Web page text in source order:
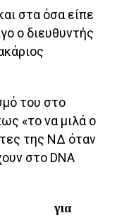
στα όσα είπε
ο διευθυντής
του στο
«το να μιλά ο
της ΝΔ όταν
στο DNA
για